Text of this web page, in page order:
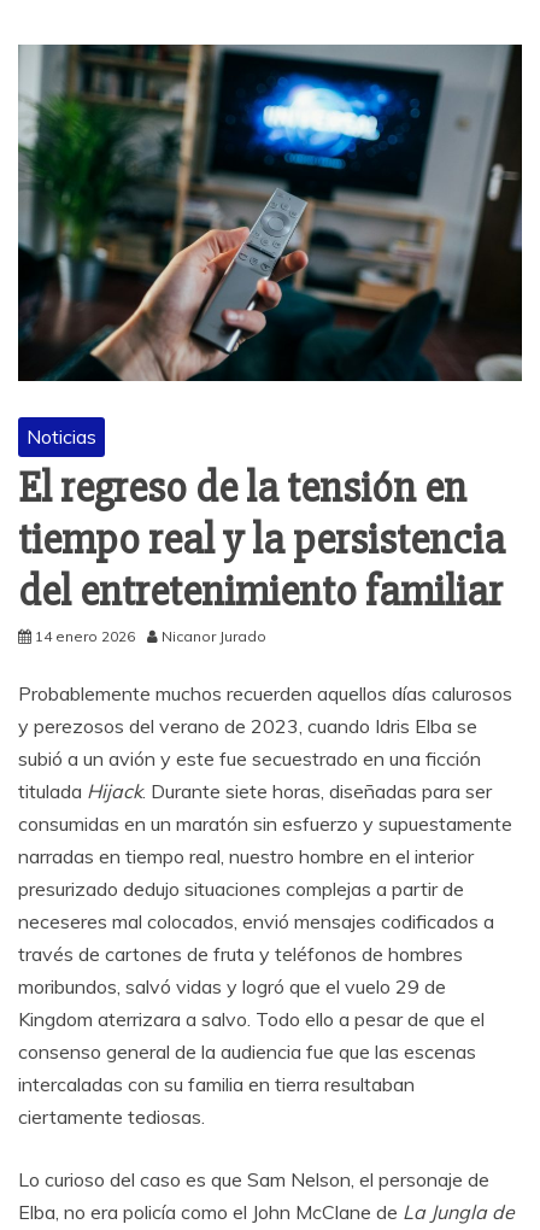
Noticias
El regreso de la tensión en
tiempo real y la persistencia
del entretenimiento familiar
14 enero 2026 Nicanor Jurado
Probablemente muchos recuerden aquellos días calurosos
y perezosos del verano de 2023, cuando Idris Elba se
subió a un avión y este fue secuestrado en una ficción
titulada Hijack. Durante siete horas, diseñadas para ser
consumidas en un maratón sin esfuerzo y supuestamente
narradas en tiempo real, nuestro hombre en el interior
presurizado dedujo situaciones complejas a partir de
neceseres mal colocados, envió mensajes codificados a
través de cartones de fruta y teléfonos de hombres
moribundos, salvó vidas y logró que el vuelo 29 de
Kingdom aterrizara a salvo. Todo ello a pesar de que el
consenso general de la audiencia fue que las escenas
intercaladas con su familia en tierra resultaban
ciertamente tediosas.
Lo curioso del caso es que Sam Nelson, el personaje de
Elba, no era policía como el John McClane de La Jungla de